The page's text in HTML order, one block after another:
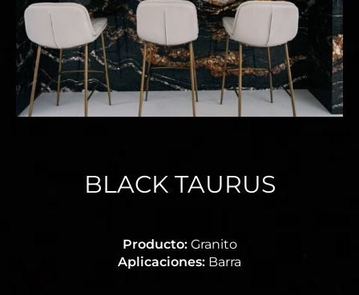
BLACK TAURUS
Producto: Granito
Aplicaciones: Barra